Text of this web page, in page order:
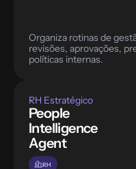
Organiza rotinas de
revisões, aprovações,
políticas internas.
RH Estratégico
People
Intelligence
Agent
RH